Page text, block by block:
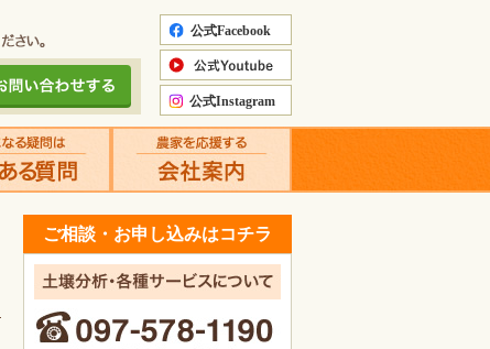
ご相談・お申し込みはコチラ